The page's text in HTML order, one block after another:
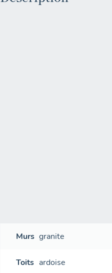
Murs granite
Toits ardoise